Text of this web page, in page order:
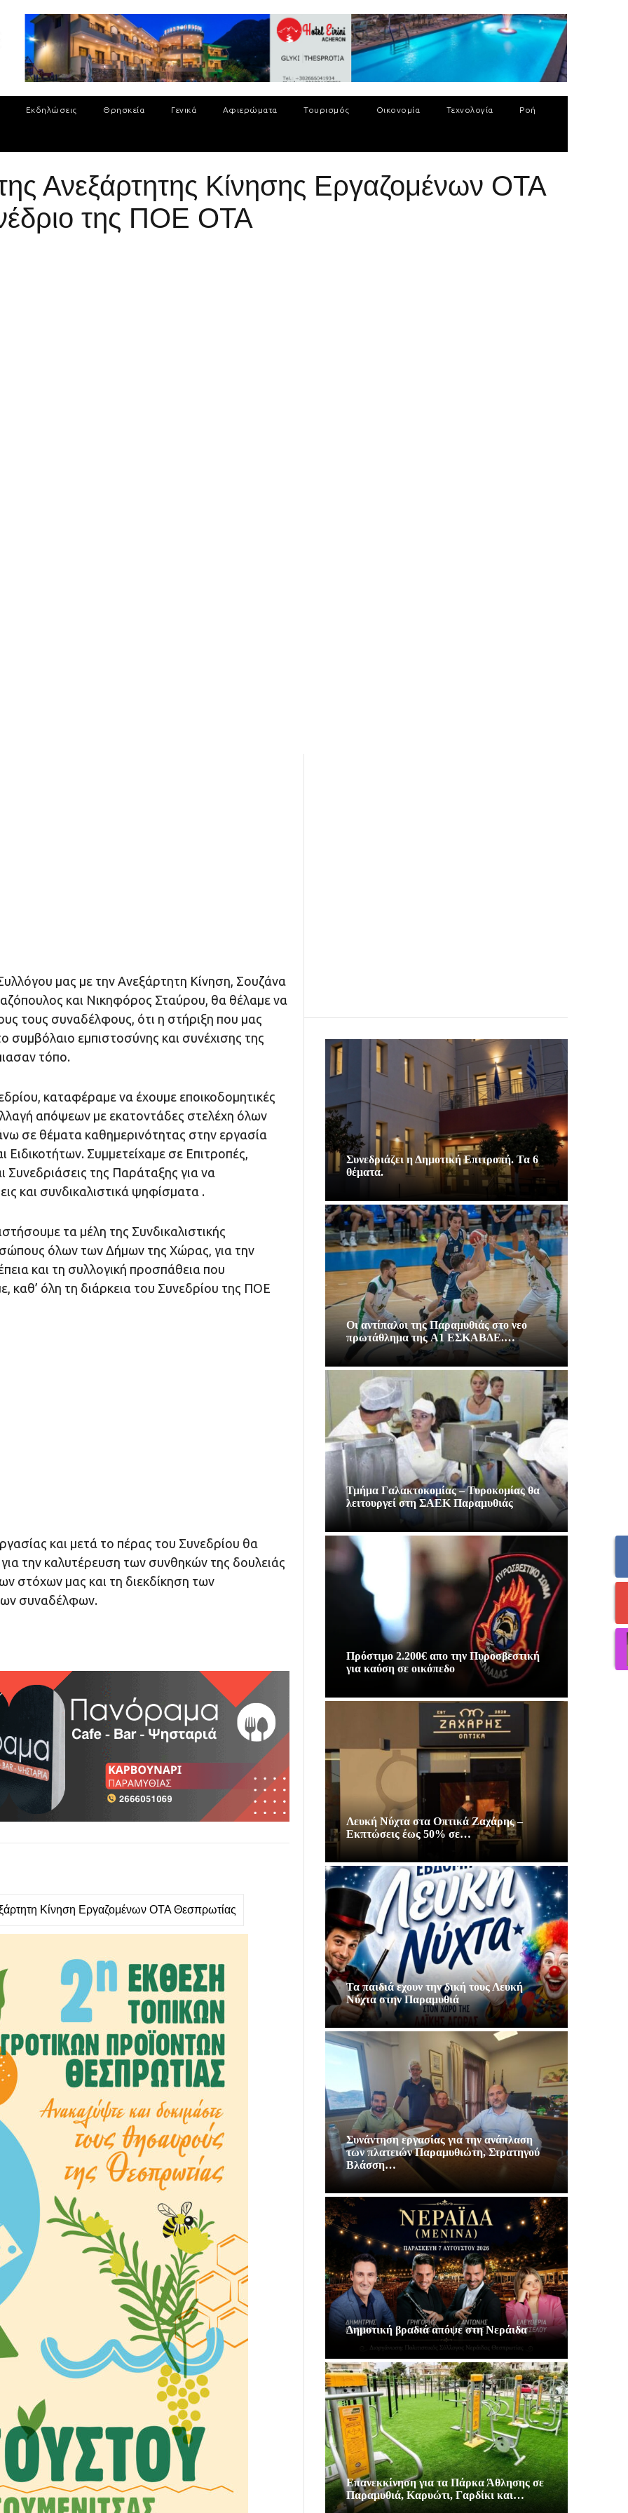
Εκδηλώσεις Θρησκεία Γενικά Αφιερώματα Τουρισμός Οικονομία Τεχνολογία Ροή
Ανεξάρτητης Κίνησης Εργαζομένων ΟΤΑ
της ΠΟΕ ΟΤΑ
μας με την Ανεξάρτητη Κίνηση, Σουζάνα
και Νικηφόρος Σταύρου, θα θέλαμε να
τους συναδέλφους, ότι η στήριξη που μας
συμβόλαιο εμπιστοσύνης και συνέχισης της
τόπο.
καταφέραμε να έχουμε εποικοδομητικές
απόψεων με εκατοντάδες στελέχη όλων
σε θέματα καθημερινότητας στην εργασία
Συμμετείχαμε σε Επιτροπές,
Συνεδριάσεις της Παράταξης για να
και συνδικαλιστικά ψηφίσματα .
τα μέλη της Συνδικαλιστικής
όλων των Δήμων της Χώρας, για την
και τη συλλογική προσπάθεια που
καθ’ όλη τη διάρκεια του Συνεδρίου της ΠΟΕ
και μετά το πέρας του Συνεδρίου θα
την καλυτέρευση των συνθηκών της δουλειάς
στόχων μας και τη διεκδίκηση των
συναδέλφων.
Κίνηση Εργαζομένων ΟΤΑ Θεσπρωτίας
Συνεδριάζει η Δημοτική Επιτροπή. Τα 6
θέματα.
Οι αντίπαλοι της Παραμυθιάς στο νεο
πρωτάθλημα της A1 ΕΣΚΑΒΔΕ.…
Τμήμα Γαλακτοκομίας – Τυροκομίας θα
λειτουργεί στη ΣΑΕΚ Παραμυθιάς
Πρόστιμο 2.200€ απο την Πυροσβεστική
για καύση σε οικόπεδο
Λευκή Νύχτα στα Οπτικά Ζαχάρης –
Εκπτώσεις έως 50% σε…
Τα παιδιά εχουν την δική τους Λευκή
Νύχτα στην Παραμυθιά
Συνάντηση εργασίας για την ανάπλαση
των πλατειών Παραμυθιώτη, Στρατηγού
Βλάσση…
Δημοτική βραδιά απόψε στη Νεράιδα
Επανεκκίνηση για τα Πάρκα Άθλησης σε
Παραμυθιά, Καρυώτι, Γαρδίκι και…